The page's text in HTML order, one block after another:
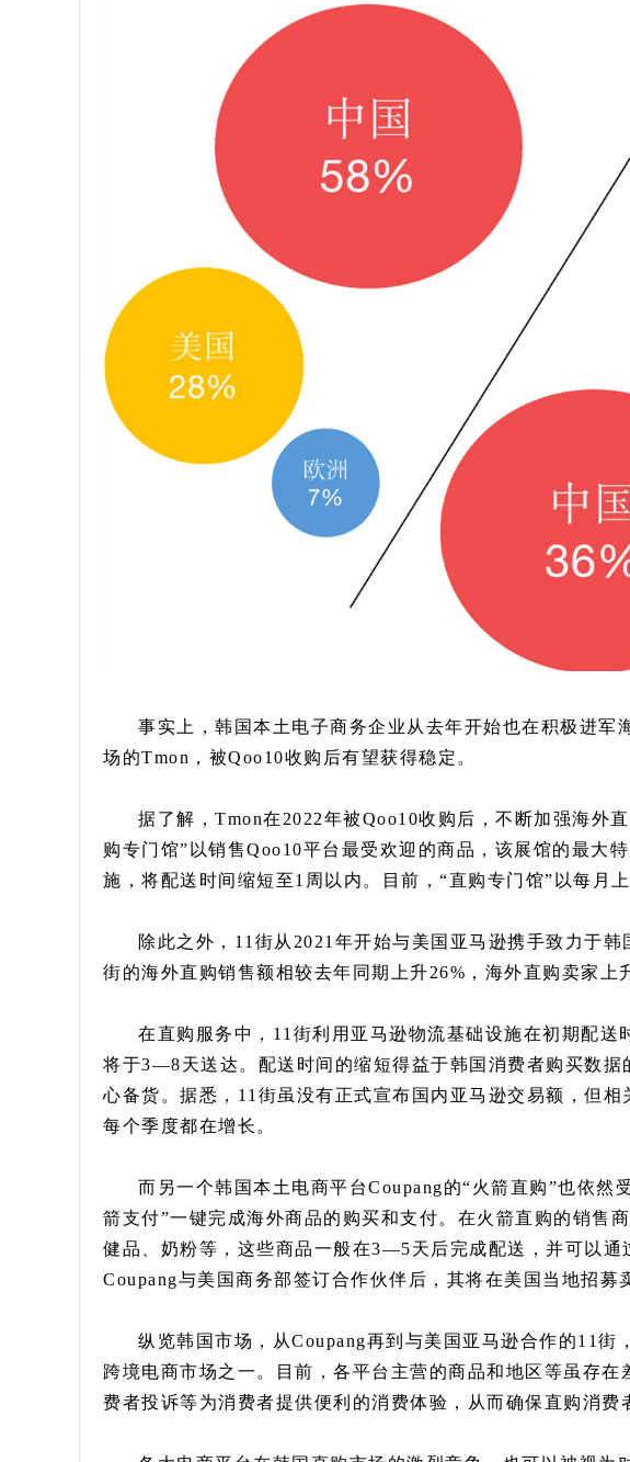
事实上，韩国本土电子商务企业从去年开始也在积极进军
场的Tmon，被Qoo10收购后有望获得稳定。
据了解，Tmon在2022年被Qoo10收购后，不断加强海外
购专门馆”以销售Qoo10平台最受欢迎的商品，该展馆的最大
施，将配送时间缩短至1周以内。目前，“直购专门馆”以每月
除此之外，11街从2021年开始与美国亚马逊携手致力于
街的海外直购销售额相较去年同期上升26%，海外直购卖家上
在直购服务中，11街利用亚马逊物流基础设施在初期配
将于3—8天送达。配送时间的缩短得益于韩国消费者购买数据
心备货。据悉，11街虽没有正式宣布国内亚马逊交易额，但
每个季度都在增长。
而另一个韩国本土电商平台Coupang的“火箭直购”也依然
箭支付”一键完成海外商品的购买和支付。在火箭直购的销售
健品、奶粉等，这些商品一般在3—5天后完成配送，并可以通
Coupang与美国商务部签订合作伙伴后，其将在美国当地招募
纵览韩国市场，从Coupang再到与美国亚马逊合作的11街
跨境电商市场之一。目前，各平台主营的商品和地区等虽存
费者投诉等为消费者提供便利的消费体验，从而确保直购消费